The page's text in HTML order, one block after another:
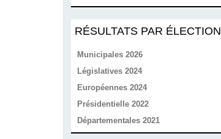
RÉSULTATS PAR ÉLECTION
Municipales 2026
Législatives 2024
Européennes 2024
Présidentielle 2022
Départementales 2021